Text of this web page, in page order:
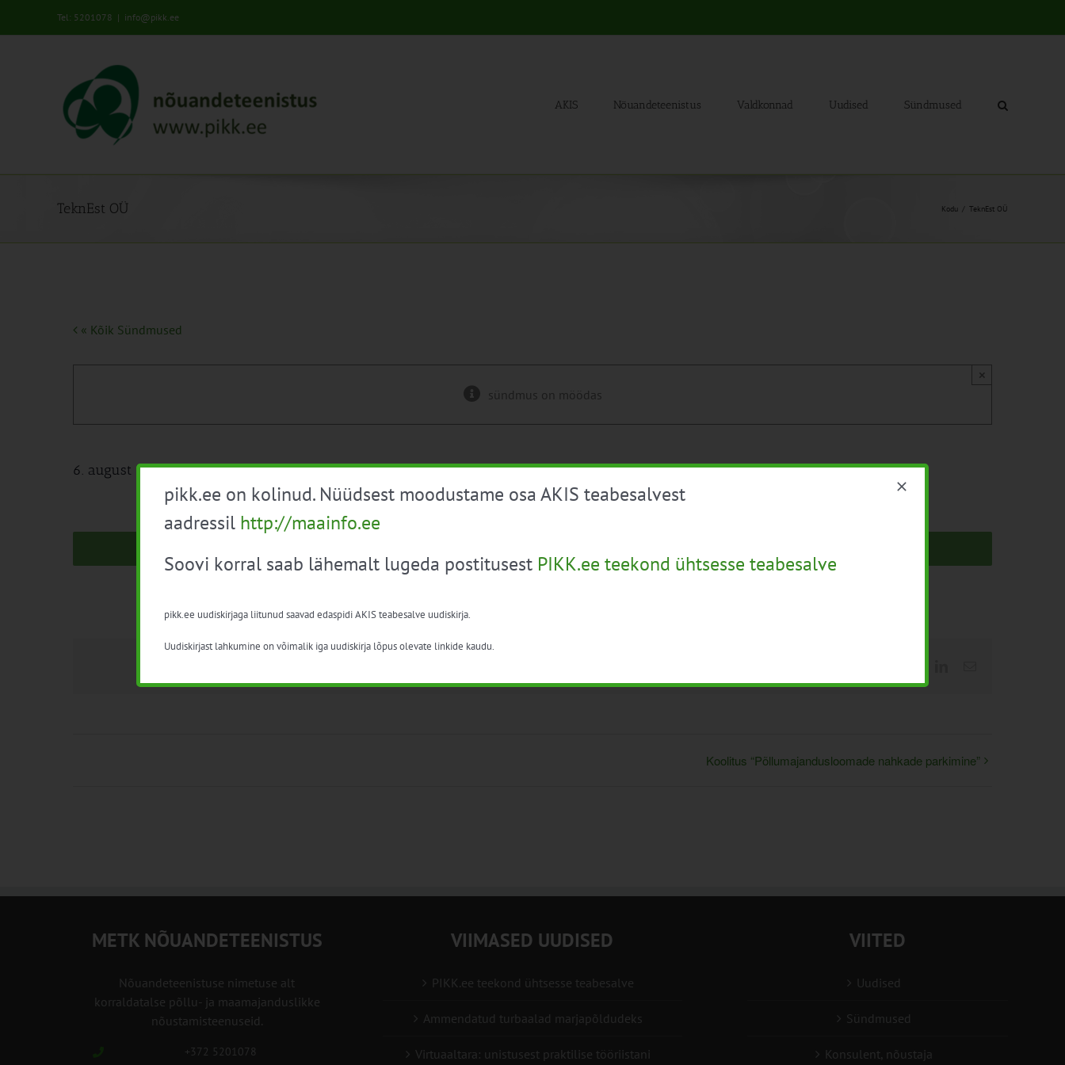
Tel: 5201078 | info@pikk.ee
AKIS Nõuandeteenistus Valdkonnad Uudised Sündmused
TeknEst OÜ Kodu TeknEst OÜ
« Kõik Sündmused
sündmus on möödas
×
6. august 17:25
Koolitus “Põllumajandusloomade nahkade parkimine”
METK NÕUANDETEENISTUS
Nõuandeteenistuse nimetuse alt
korraldatalse põllu- ja maamajanduslikke
nõustamisteenuseid.
+372 5201078
VIIMASED UUDISED
PIKK.ee teekond ühtsesse teabesalve
Ammendatud turbaalad marjapõldudeks
Virtuaaltara: unistusest praktilise tööriistani
VIITED
Uudised
Sündmused
Konsulent, nõustaja
pikk.ee on kolinud. Nüüdsest moodustame osa AKIS teabesalvest
aadressil http://maainfo.ee
Soovi korral saab lähemalt lugeda postitusest PIKK.ee teekond ühtsesse teabesalve
pikk.ee uudiskirjaga liitunud saavad edaspidi AKIS teabesalve uudiskirja.
Uudiskirjast lahkumine on võimalik iga uudiskirja lõpus olevate linkide kaudu.